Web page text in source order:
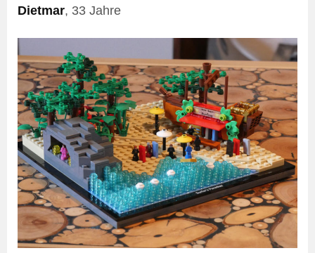
Dietmar, 33 Jahre